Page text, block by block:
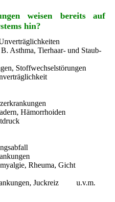
weisen bereits auf
hin?
Asthma, Tierhaar- und Staub-
Stoffwechselstörungen
Hämorrhoiden
Rheuma, Gicht
Juckreiz u.v.m.